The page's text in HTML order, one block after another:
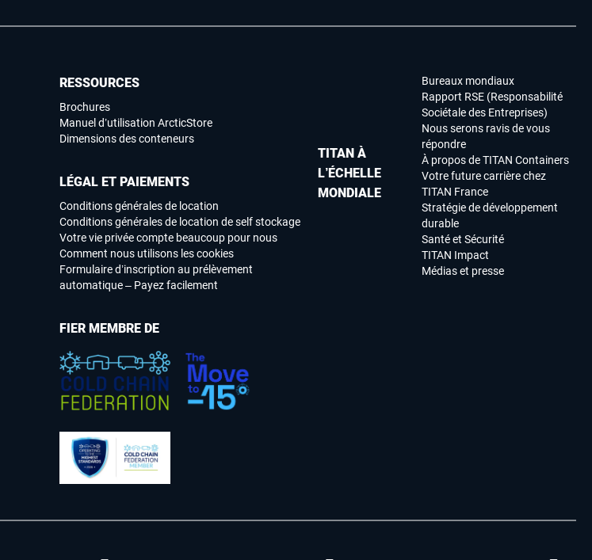
TITAN À
L’ÉCHELLE
MONDIALE
Bureaux mondiaux
Rapport RSE (Responsabilité
Sociétale des Entreprises)
Nous serons ravis de vous
répondre
À propos de TITAN Containers
Votre future carrière chez
TITAN France
Stratégie de développement
durable
Santé et Sécurité
TITAN Impact
Médias et presse
RESSOURCES
Brochures
Manuel d’utilisation ArcticStore
Dimensions des conteneurs
LÉGAL ET PAIEMENTS
Conditions générales de location
Conditions générales de location de self stockage
Votre vie privée compte beaucoup pour nous
Comment nous utilisons les cookies
Formulaire d’inscription au prélèvement
automatique – Payez facilement
FIER MEMBRE DE